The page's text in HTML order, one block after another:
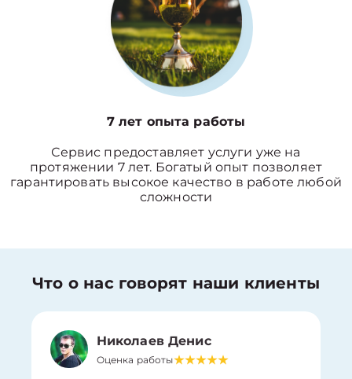
7 лет опыта работы
Сервис предоставляет услуги уже на
протяжении 7 лет. Богатый опыт позволяет
гарантировать высокое качество в работе любой
сложности
Что о нас говорят наши клиенты
Николаев Денис
Оценка работы